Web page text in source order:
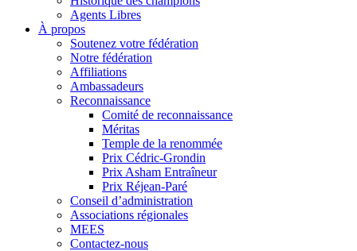
Agents Libres
À propos
Soutenez votre fédération
Notre fédération
Affiliations
Ambassadeurs
Reconnaissance
Comité de reconnaissance
Méritas
Temple de la renommée
Prix Cédric-Grondin
Prix Asham Entraîneur
Prix Réjean-Paré
Conseil d’administration
Associations régionales
MEES
Contactez-nous